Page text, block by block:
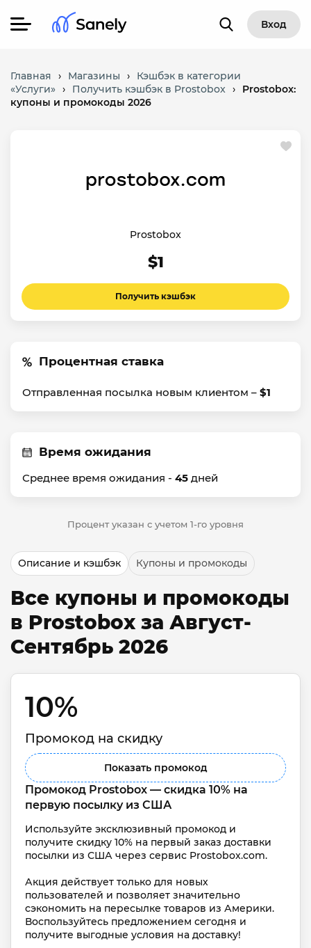
Вход
Главная › Магазины ›
Кэшбэк в категории
«Услуги» › Получить кэшбэк в Prostobox ›
Prostobox:
купоны и промокоды 2026
Prostobox
$1
Получить кэшбэк
Процентная ставка
Отправленная посылка новым клиентом – $1
Время ожидания
Среднее время ожидания - 45 дней
Процент указан с учетом 1-го уровня
Описание и кэшбэк Купоны и промокоды
Все купоны и промокоды
в Prostobox за Август-
Сентябрь 2026
10%
Промокод на скидку
Показать промокод
Промокод Prostobox — скидка 10% на
первую посылку из США
Используйте эксклюзивный промокод и
получите скидку 10% на первый заказ доставки
посылки из США через сервис Prostobox.com.
Акция действует только для новых
пользователей и позволяет значительно
сэкономить на пересылке товаров из Америки.
Воспользуйтесь предложением сегодня и
получите выгодные условия на доставку!